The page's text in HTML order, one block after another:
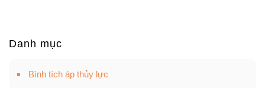
Danh mục
Bình tích áp thủy lực